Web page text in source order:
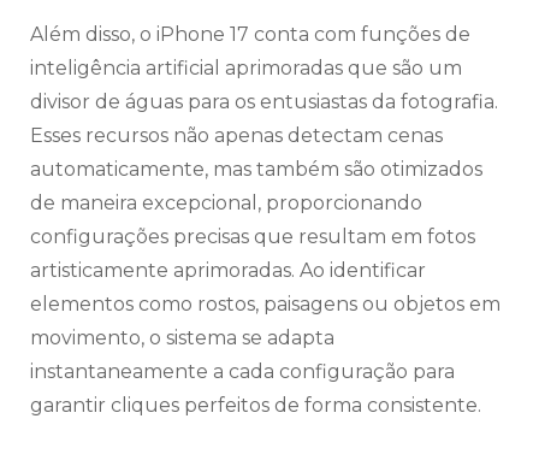
Além disso, o iPhone 17 conta com funções de
inteligência artificial aprimoradas que são um
divisor de águas para os entusiastas da fotografia.
Esses recursos não apenas detectam cenas
automaticamente, mas também são otimizados
de maneira excepcional, proporcionando
configurações precisas que resultam em fotos
artisticamente aprimoradas. Ao identificar
elementos como rostos, paisagens ou objetos em
movimento, o sistema se adapta
instantaneamente a cada configuração para
garantir cliques perfeitos de forma consistente.